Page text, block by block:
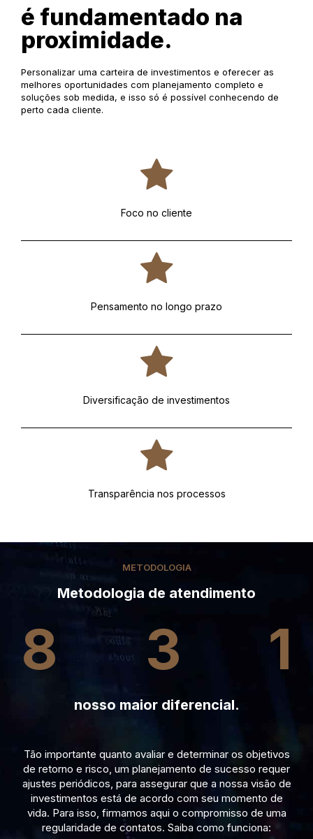
é fundamentado na
proximidade.
Personalizar uma carteira de investimentos e oferecer as
melhores oportunidades com planejamento completo e
soluções sob medida, e isso só é possível conhecendo de
perto cada cliente.
Foco no cliente
Pensamento no longo prazo
Diversificação de investimentos
Transparência nos processos
METODOLOGIA
Metodologia de atendimento
8 3 1
nosso maior diferencial.
Tão importante quanto avaliar e determinar os objetivos
de retorno e risco, um planejamento de sucesso requer
ajustes periódicos, para assegurar que a nossa visão de
investimentos está de acordo com seu momento de
vida. Para isso, firmamos aqui o compromisso de uma
regularidade de contatos. Saiba como funciona: